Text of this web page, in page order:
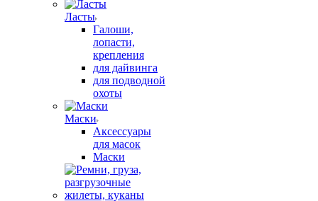
Ласты
Галоши,
лопасти,
крепления
для дайвинга
для подводной
охоты
Маски
Аксессуары
для масок
Маски